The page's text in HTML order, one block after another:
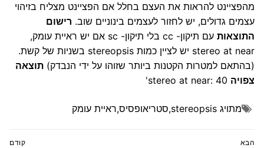
מהפציינט להראות את העצם בחלל אם הפציינט מצליח בזיהוי
עצמים גדולים, יש לחזור לעצמים בינוניים שוב. רישום
התוצאות
עם תיקון- cc בלי תיקון- sc אם יש ראיית עומק,
stereo at near יש לציין כמות stereopsis בשניות של קשת.
(בהתאם למטרות הקטנות ביותר שזוהו על ידי הנבדק) תוצאה
צפויה
מתויג stereopsis
,סטריאופסיס,ראיית עומק
ניווט קודם הבא